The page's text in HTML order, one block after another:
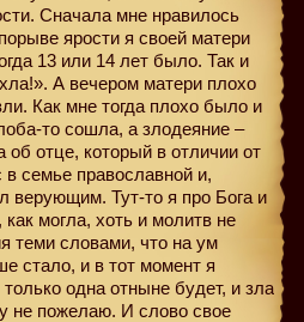
Сначала мне нравилось
ярости я своей матери
13 или 14 лет было. Так и
А вечером матери плохо
Как мне тогда плохо было и
то сошла, а злодеяние –
об отце, который в отличии от
семье православной и,
верующим. Тут-то я про Бога и
могла, хоть и молитв не
теми словами, что на ум
стало, и в тот момент я
одна отныне будет, и зла
не пожелаю. И слово свое